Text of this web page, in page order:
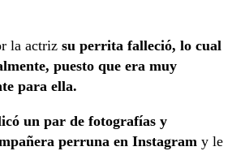
la actriz su perrita falleció, lo cual
puesto que era muy
para ella.
un par de fotografías y
perruna en Instagram y le